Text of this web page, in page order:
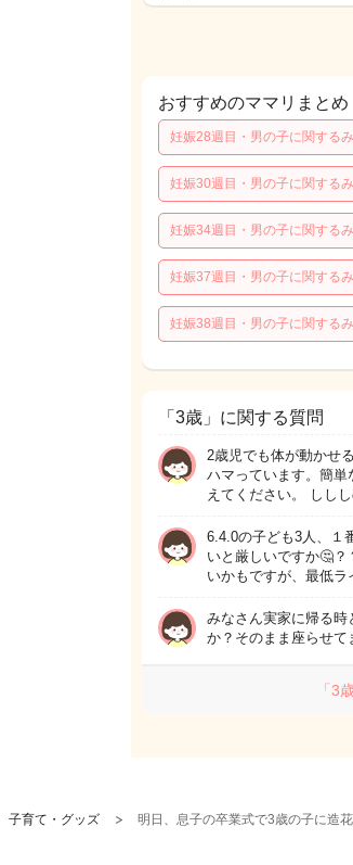
おすすめのママリまとめ
妊娠28週目・男の子に関する
妊娠30週目・男の子に関する
妊娠34週目・男の子に関する
妊娠37週目・男の子に関する
妊娠38週目・男の子に関する
「3歳」に関する質問
2歳児でも体が動かせ
ハマっています。簡
えてください。 しし
6.4.0の子ども3人、１
いと厳しいですか🤔
いかもですが、最低
みなさん実家に帰る時
か？そのまま座らせて
「3
子育て・グッズ 明日、息子の卒業式で3歳の子に造